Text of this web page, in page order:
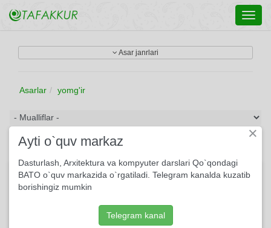
Asar janrlari
Asarlar yomg'ir
Men senga osmonni keltirdim, sevgim...
Men senga osmonni keltirdim, sevgim, Anov ikki to‘zg‘in buluti
×
Ayti o`quv markaz
Dasturlash, Arxitektura va kompyuter darslari Qo`qondagi
BATO o`quv markazida o`rgatiladi. Telegram kanalda kuzatib
borishingiz mumkin
Telegram kanal